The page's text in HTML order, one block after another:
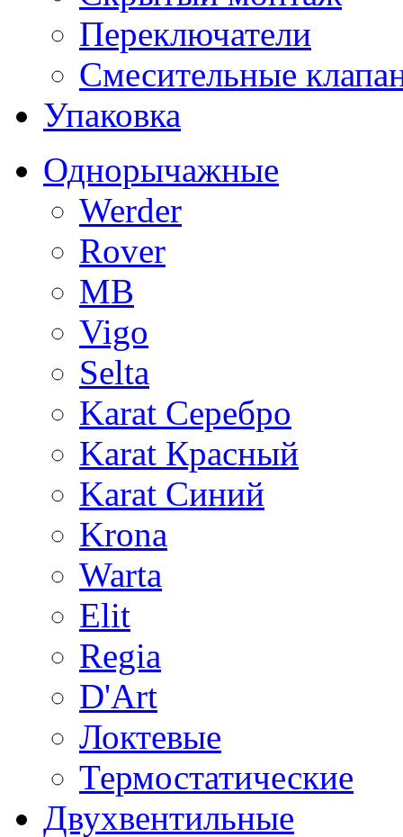
Переключатели
Смесительные
Упаковка
Однорычажные
Werder
Rover
MB
Vigo
Selta
Karat Серебро
Karat Красный
Karat Синий
Krona
Warta
Elit
Regia
D'Art
Локтевые
Термостатические
Двухвентильные